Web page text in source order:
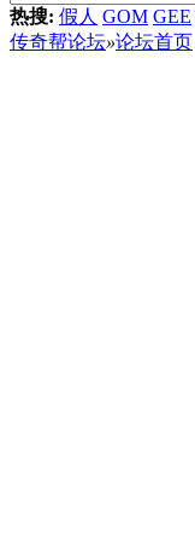
热搜: 假人 GOM GEE
传奇帮论坛»论坛首页